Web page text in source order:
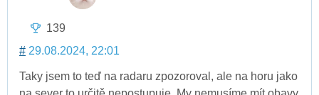
139
# 29.08.2024, 22:01
Taky jsem to teď na radaru zpozoroval, ale na horu jako